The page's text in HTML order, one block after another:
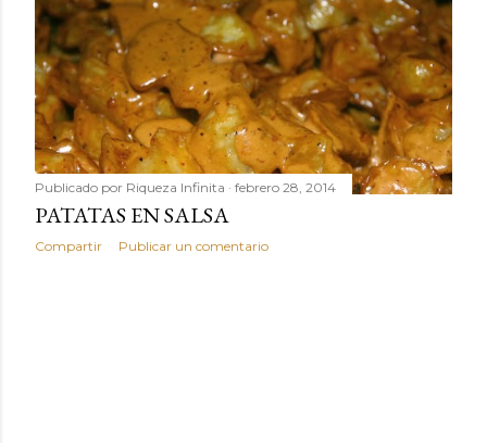
Publicado por Riqueza Infinita febrero 28, 2014
PATATAS EN SALSA
Compartir Publicar un comentario